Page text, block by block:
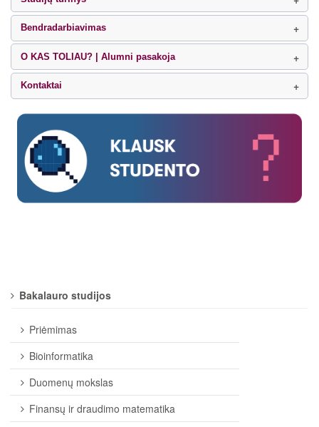
Bendradarbiavimas
O KAS TOLIAU? | Alumni pasakoja
Kontaktai
Bakalauro studijos
Priėmimas
Bioinformatika
Duomenų mokslas
Finansų ir draudimo matematika